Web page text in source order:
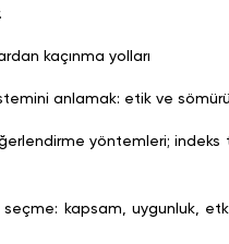
kaçınma yolları
anlamak: etik ve
yöntemleri; indeks
kapsam, uygunluk, etki,